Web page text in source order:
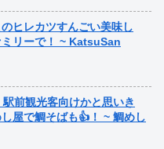
ヒレカツすんごい美味し
リーで！ ~ KatsuSan
駅前観光客向けかと思いき
屋で鯛そばも👍！ ~ 鯛めし